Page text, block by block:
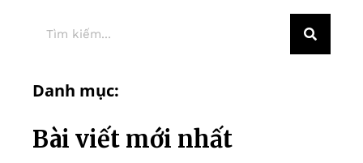
Danh mục:
Bài viết mới nhất